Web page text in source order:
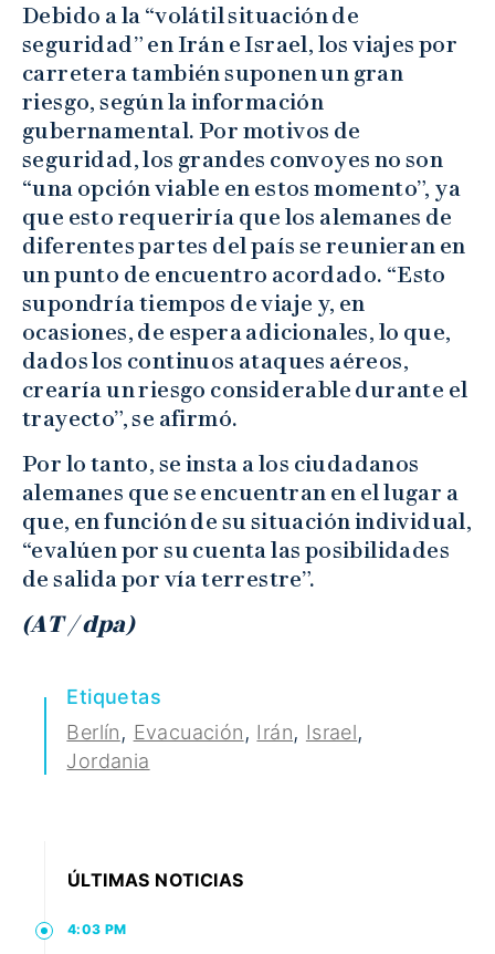
Debido a la “volátil situación de
seguridad” en Irán e Israel, los viajes por
carretera también suponen un gran
riesgo, según la información
gubernamental. Por motivos de
seguridad, los grandes convoyes no son
“una opción viable en estos momento”, ya
que esto requeriría que los alemanes de
diferentes partes del país se reunieran en
un punto de encuentro acordado. “Esto
supondría tiempos de viaje y, en
ocasiones, de espera adicionales, lo que,
dados los continuos ataques aéreos,
crearía un riesgo considerable durante el
trayecto”, se afirmó.
Por lo tanto, se insta a los ciudadanos
alemanes que se encuentran en el lugar a
que, en función de su situación individual,
“evalúen por su cuenta las posibilidades
de salida por vía terrestre”.
(AT / dpa)
Etiquetas
Berlín, Evacuación, Irán, Israel,
Jordania
ÚLTIMAS NOTICIAS
4:03 PM